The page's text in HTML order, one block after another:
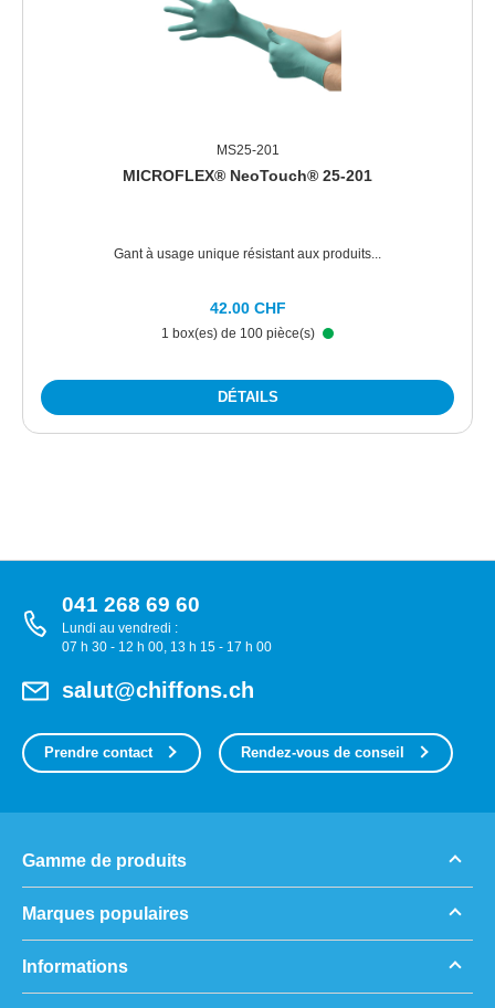
MS25-201
MICROFLEX® NeoTouch® 25-201
Gant à usage unique résistant aux produits...
1 box(es) de 100 pièce(s)
42.00 CHF
DÉTAILS
041 268 69 60
Lundi au vendredi :
07 h 30 - 12 h 00, 13 h 15 - 17 h 00
salut@chiffons.ch
Prendre contact Rendez-vous de conseil
Gamme de produits
Marques populaires
Informations